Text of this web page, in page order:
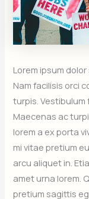
Lorem ipsum
Nam facilisis orci
turpis.
Maecenas ac
lorem a ex porta
mi vitae pretium
arcu aliquet in.
amet urna lorem.
pretium sagittis